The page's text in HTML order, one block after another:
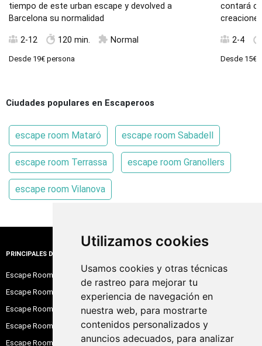
Utilizamos cookies
Usamos cookies y otras técnicas
de rastreo para mejorar tu
experiencia de navegación en
nuestra web, para mostrarte
contenidos personalizados y
anuncios adecuados, para analizar
tiempo de este urban escape y devolved a
Barcelona su normalidad
2-12 120 min. Normal
Desde 19€ persona
contará
2-4
Desde 15€
Ciudades populares en Escaperoos
escape room Mataró escape room Sabadell
escape room Terrassa escape room Granollers
escape room Vilanova
PRINCIPALES DESTINOS
Escape Room Barcelona
Escape Room Madrid
Escape Room Alicante
Escape Room Sevilla
Escape Room Valencia